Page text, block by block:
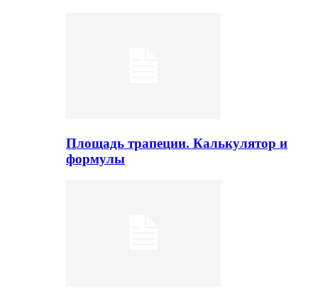
Площадь трапеции. Калькулятор и
формулы